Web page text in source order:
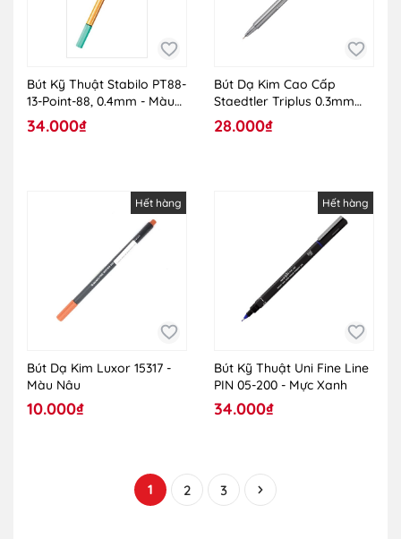
Bút Kỹ Thuật Stabilo PT88-
13-Point-88, 0.4mm - Màu
Xanh Mint
34.000₫
Bút Dạ Kim Cao Cấp
Staedtler Triplus 0.3mm
334-24
28.000₫
Hết hàng
Bút Dạ Kim Luxor 15317 -
Màu Nâu
10.000₫
Hết hàng
Bút Kỹ Thuật Uni Fine Line
PIN 05-200 - Mực Xanh
34.000₫
1 2 3